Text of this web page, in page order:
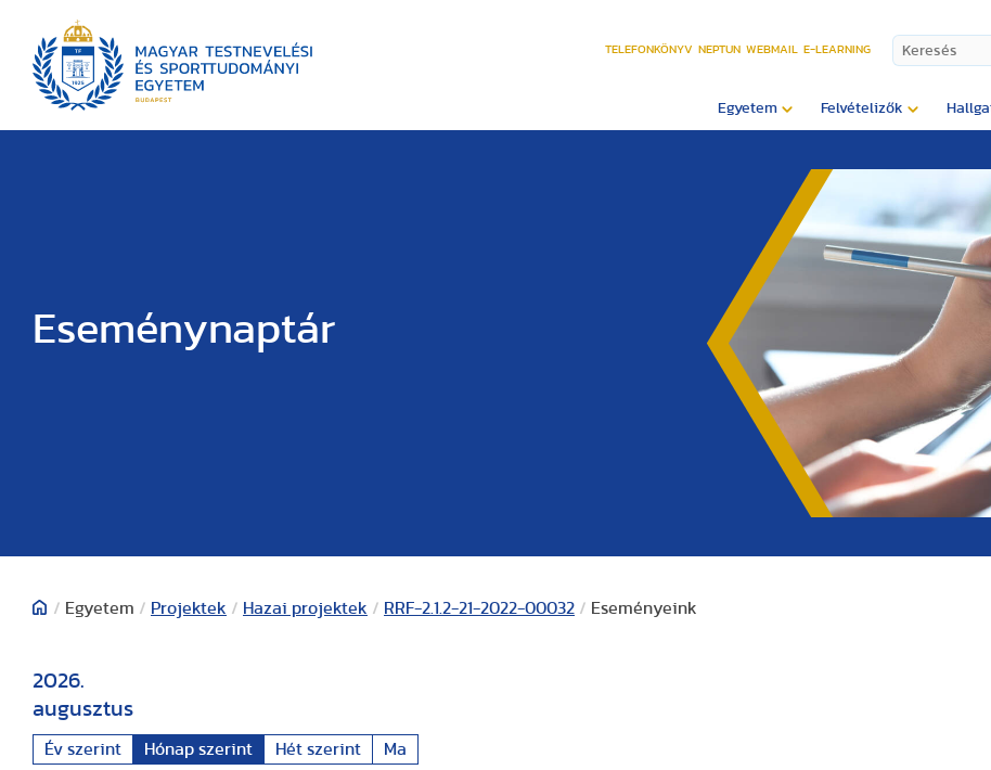
TELEFONKÖNYV NEPTUN WEBMAIL E-LEARNING
Egyetem Felvételizők
Eseménynaptár
/ Egyetem / Projektek / Hazai projektek / RRF-2.1.2-21-2022-00032 / Eseményeink
2026.
augusztus
Év szerint Hónap szerint Hét szerint Ma